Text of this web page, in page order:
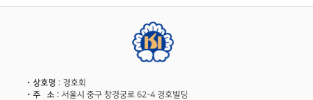
상호명 : 경호회
주 소 : 서울시 중구 창경궁로 62-4 경호빌딩